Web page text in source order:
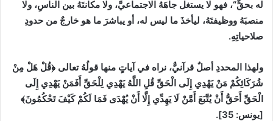
له بحقٍّ“، فهو لا يستغل جاهَهُ الاجتماعيَّ، ولا مكانتَهُ بين الناسِ، ولا
منصبَهُ ووظيفتَهُ، ليأخذَ ما ليس له، أو يباشرَ ما هو خارجٌ من حدودِ
صلاحياتِهِ.
ولهذا المحددِ أصلٌ قرآنيٌّ، نراه في آياتٍ منها قولُهُ تعالى ﴿قُلْ هَلْ مِنْ
شُرَكَائِكُمْ مَنْ يَهْدِي إِلَى الْحَقِّ قُلِ اللَّهُ يَهْدِي لِلْحَقِّ أَفَمَنْ يَهْدِي إِلَى
الْحَقِّ ‌أَحَقُّ ‌أَنْ يُتَّبَعَ أَمَّنْ لَا يَهِدِّي إِلَّا أَنْ يُهْدَى فَمَا لَكُمْ كَيْفَ تَحْكُمُونَ﴾
[يونس:
35]
.